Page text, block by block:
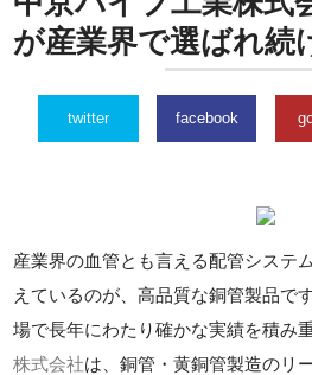
が産業界で選ばれ続
twitter facebook
産業界の血管とも言える配管システ
えているのが、高品質な銅管製品で
場で長年にわたり確かな実績を積み
株式会社は、銅管・黄銅管製造のリ